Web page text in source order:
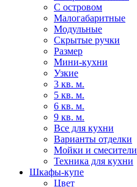
С островом
Малогабаритные
Модульные
Скрытые ручки
Размер
Мини-кухни
Узкие
3 кв. м.
5 кв. м.
6 кв. м.
9 кв. м.
Все для кухни
Варианты отделки
Мойки и смесители
Техника для кухни
Шкафы-купе
Цвет